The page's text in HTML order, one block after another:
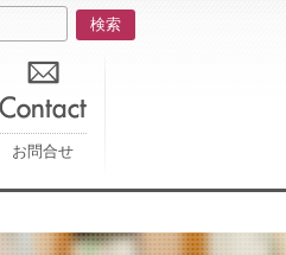
お問合せ